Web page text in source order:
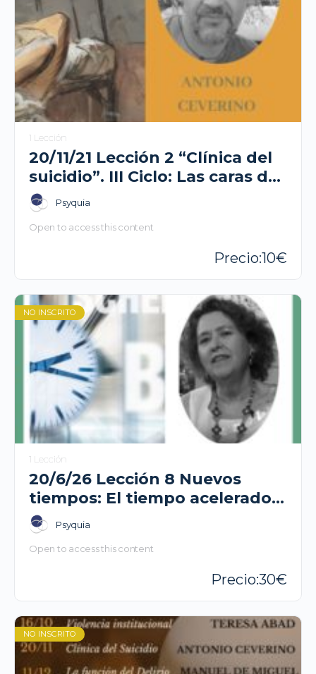
1 Lección
20/11/21 Lección 2 “Clínica del
suicidio”. III Ciclo: Las caras de
la psicosis- Antonio Ceverino
Psyquia
Open to access this content
10
NO INSCRITO
1 Lección
20/6/26 Lección 8 Nuevos
tiempos: El tiempo acelerado-
Nieves González.
Psyquia
Open to access this content
30
NO INSCRITO